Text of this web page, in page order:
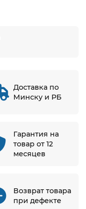
Доставка по
Минску и РБ
Гарантия на
товар от 12
месяцев
Возврат товара
при дефекте